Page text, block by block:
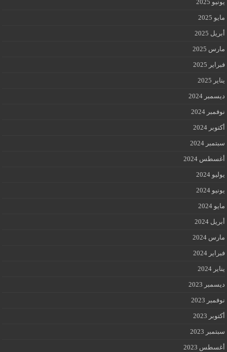
يونيو 2025
مايو 2025
أبريل 2025
مارس 2025
فبراير 2025
يناير 2025
ديسمبر 2024
نوفمبر 2024
أكتوبر 2024
سبتمبر 2024
أغسطس 2024
يوليو 2024
يونيو 2024
مايو 2024
أبريل 2024
مارس 2024
فبراير 2024
يناير 2024
ديسمبر 2023
نوفمبر 2023
أكتوبر 2023
سبتمبر 2023
أغسطس 2023